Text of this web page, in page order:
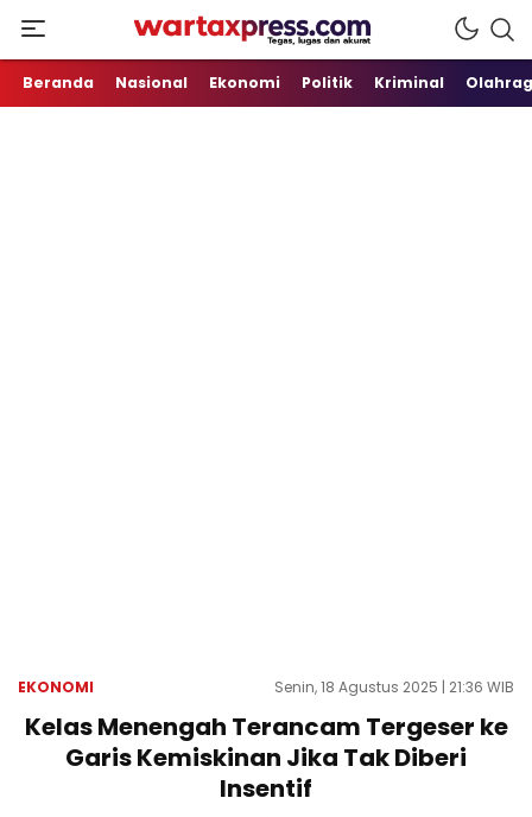
WartaXpress
Tegas, Lugas dan Akurat
Beranda Nasional Ekonomi Politik Kriminal
EKONOMI Senin, 18 Agustus 2025 | 21:36 WIB
Kelas Menengah Terancam Tergeser ke
Garis Kemiskinan Jika Tak Diberi
Insentif